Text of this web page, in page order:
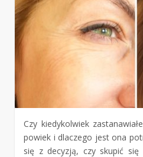
Czy kiedykolwiek
powiek i dlaczego jest ona
się z decyzją, czy skupić